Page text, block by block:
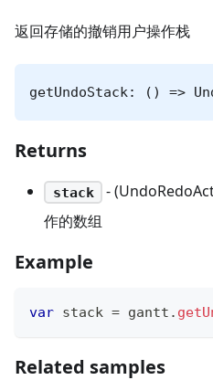
返回存储的撤销用户操作栈
getUndoStack: () =>
Returns
stack
-
作的数组
Example
var stack = gantt .
Related samples